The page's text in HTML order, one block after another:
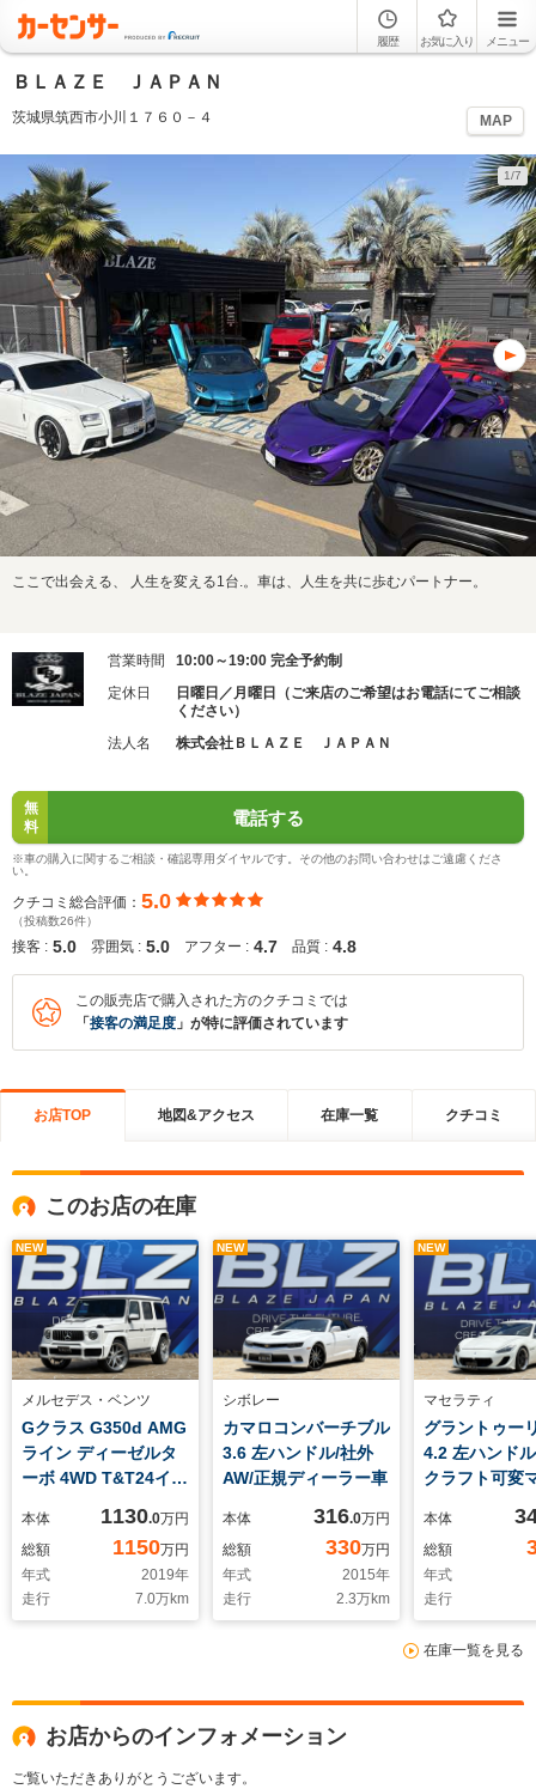
履歴 お気に入り メニュー
ＢＬＡＺＥ ＪＡＰＡＮ
茨城県筑西市小川１７６０－４ MAP
1/7
ここで出会える、 人生を変える1台.。車は、人生を共に歩むパートナー。
営業時間
10:00～19:00 完全予約制
定休日
日曜日／月曜日（ご来店のご希望はお電話にてご相談
ください）
法人名
株式会社ＢＬＡＺＥ ＪＡＰＡＮ
無
料
電話する
※車の購入に関するご相談・確認専用ダイヤルです。その他のお問い合わせはご遠慮くださ
い。
クチコミ総合評価： 5.0
（投稿数26件）
接客 : 5.0 雰囲気 : 5.0 アフター : 4.7 品質 : 4.8
この販売店で購入された方のクチコミでは
「 接客の満足度 」が特に評価されています
お店TOP 地図&アクセス 在庫一覧 クチコミ
このお店の在庫
NEW
メルセデス・ベンツ
Gクラス G350d AMG
ライン ディーゼルタ
ーボ 4WD T&T24イン
プエアロ マグゾース
ト サンルーフ
本体 1130.0万円
総額
1150万円
年式
2019年
走行
7.0万km
NEW
シボレー
カマロコンバーチブル
3.6 左ハンドル/社外
AW/正規ディーラー車
本体 316.0万円
総額
330万円
年式
2015年
走行
2.3万km
NEW
マセラティ
グラントゥー
4.2 左ハンド
クラフト可変
インチAW/イ
ラックヘッド
社外フロント
&グリル
本体
総額
年式
走行
在庫一覧を見る
お店からのインフォメーション
ご覧いただきありがとうございます。